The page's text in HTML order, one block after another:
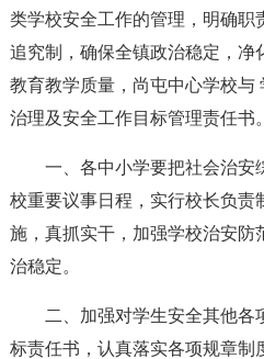
类学校安全工作的管理，明确职
追究制，确保全镇政治稳定，净
教育教学质量，尚屯中心学校与
治理及安全工作目标管理责任书。
一、各中小学要把社会治安
校重要议事日程，实行校长负责
施，真抓实干，加强学校治安防
治稳定。
二、加强对学生安全其他各
标责任书，认真落实各项规章制